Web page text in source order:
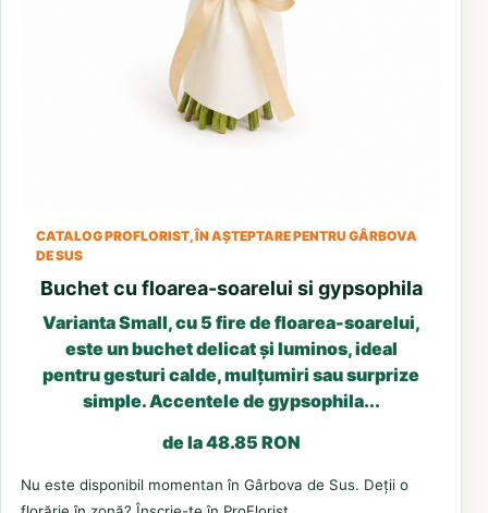
CATALOG PROFLORIST, ÎN AȘTEPTARE PENTRU GÂRBOVA
DE SUS
Buchet cu floarea-soarelui si gypsophila
Varianta Small, cu 5 fire de floarea-soarelui,
este un buchet delicat și luminos, ideal
pentru gesturi calde, mulțumiri sau surprize
simple. Accentele de gypsophila...
de la 48.85 RON
Nu este disponibil momentan în Gârbova de Sus. Deții o